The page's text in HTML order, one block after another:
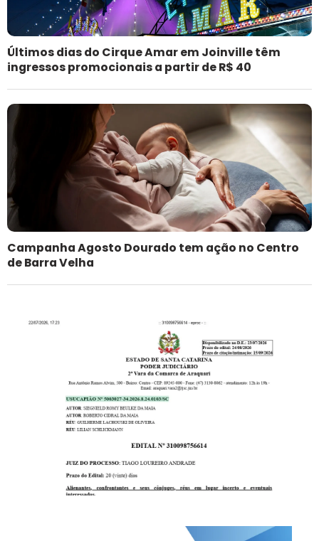
Últimos dias do Cirque Amar em Joinville têm
ingressos promocionais a partir de R$ 40
Campanha Agosto Dourado tem ação no Centro
de Barra Velha